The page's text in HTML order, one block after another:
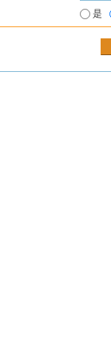
是